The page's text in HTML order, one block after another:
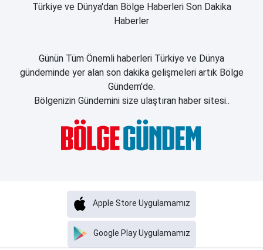
Türkiye ve Dünya'dan Bölge Haberleri Son Dakika
Haberler
Günün Tüm Önemli haberleri Türkiye ve Dünya
gündeminde yer alan son dakika gelişmeleri artık Bölge
Gündem'de.
Bölgenizin Gündemini size ulaştıran haber sitesi..
Google Play Uygulamamız
Apple Store Uygulamamız